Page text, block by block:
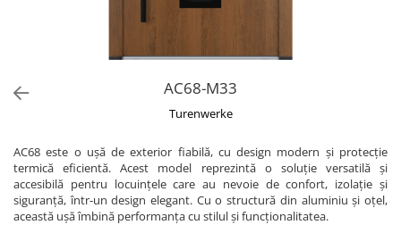
AC68-M33
Turenwerke
AC68 este o ușă de exterior fiabilă, cu design modern și protecție
termică eficientă. Acest model reprezintă o soluție versatilă și
accesibilă pentru locuințele care au nevoie de confort, izolație și
siguranță, într-un design elegant. Cu o structură din aluminiu și oțel,
această ușă îmbină performanța cu stilul și funcționalitatea.